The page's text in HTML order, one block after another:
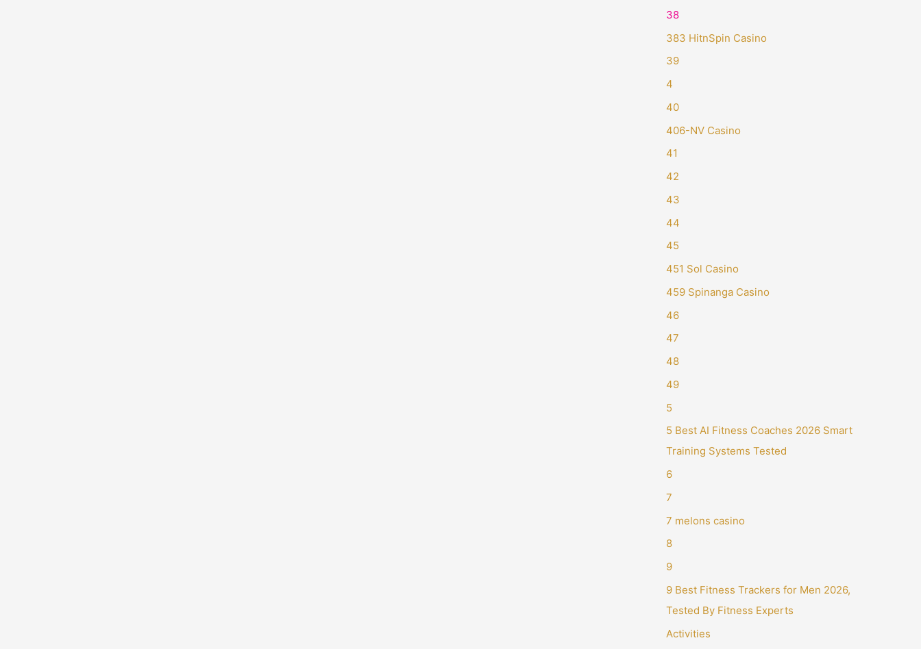
38
383 HitnSpin Casino
39
4
40
406-NV Casino
41
42
43
44
45
451 Sol Casino
459 Spinanga Casino
46
47
48
49
5
5 Best AI Fitness Coaches 2026 Smart
Training Systems Tested
6
7
7 melons casino
8
9
9 Best Fitness Trackers for Men 2026,
Tested By Fitness Experts
Activities